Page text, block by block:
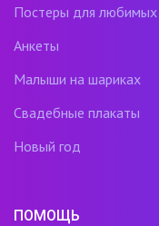
Постеры для любимых
Анкеты
Малыши на шариках
Свадебные плакаты
Новый год
ПОМОЩЬ